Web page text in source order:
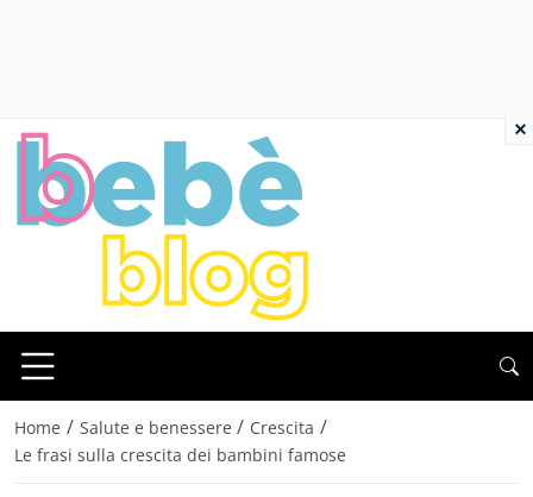
Home / Salute e benessere / Crescita /
Le frasi sulla crescita dei bambini famose
×